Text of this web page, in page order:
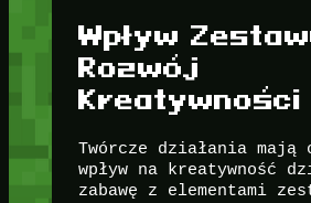
Wpływ
Rozwój
Kreatywności
Twórcze działania mają
wpływ na kreatywność
zabawę z elementami